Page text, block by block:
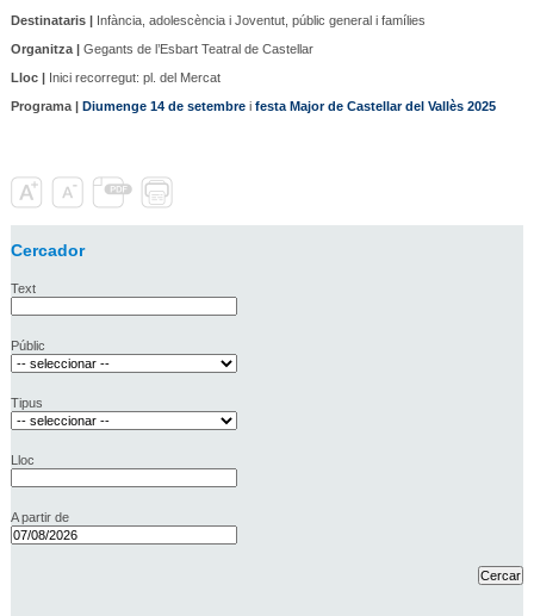
Destinataris |Infància, adolescència i Joventut, públic general i famílies
Organitza |Gegants de l’Esbart Teatral de Castellar
Lloc |Inici recorregut: pl. del Mercat
Programa | Diumenge 14 de setembrei festa Major de Castellar del Vallès 2025
Cercador
Text
Públic
Tipus
Lloc
A partir de